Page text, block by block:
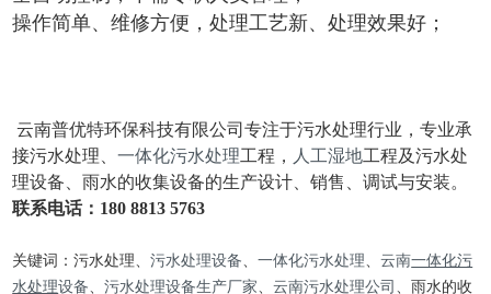
操作简单、维修方便，处理工艺新、处理效果好；
云南普优特环保科技有限公司专注于污水处理行业，专业承
接污水处理、一体化污水处理工程， 人工湿地工程及污水处
理设备、雨水的收集设备的生产设计、销售、调试与安装。
联系电话：180 8813 5763
关键词：污水处理、污水处理设备 、一体化污水处理 、云南一体化污
水处理设备 、污水处理设备生产厂家 、云南污水处理公司
、雨水的收